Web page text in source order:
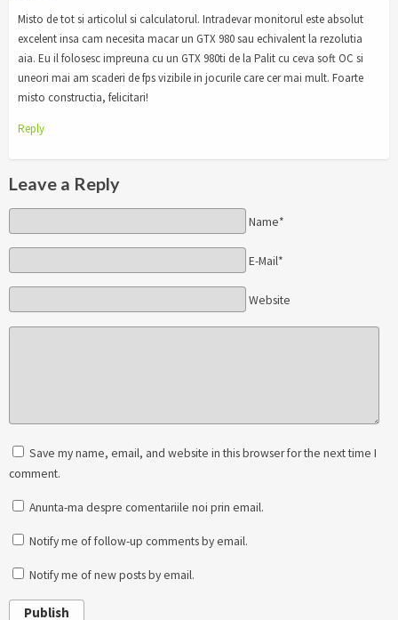
Misto de tot si articolul si calculatorul. Intradevar monitorul este absolut
excelent insa cam necesita macar un GTX 980 sau echivalent la rezolutia
aia. Eu il folosesc impreuna cu un GTX 980ti de la Palit cu ceva soft OC si
uneori mai am scaderi de fps vizibile in jocurile care cer mai mult. Foarte
misto constructia, felicitari!
Reply
Leave a Reply
Name*
E-Mail*
Website
Save my name, email, and website in this browser for the next time I
comment.
Anunta-ma despre comentariile noi prin email.
Notify me of follow-up comments by email.
Notify me of new posts by email.
Publish